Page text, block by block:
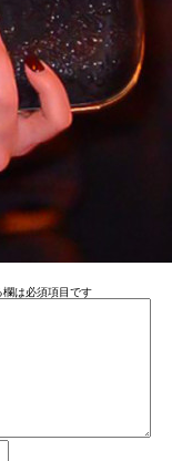
欄は必須項目です